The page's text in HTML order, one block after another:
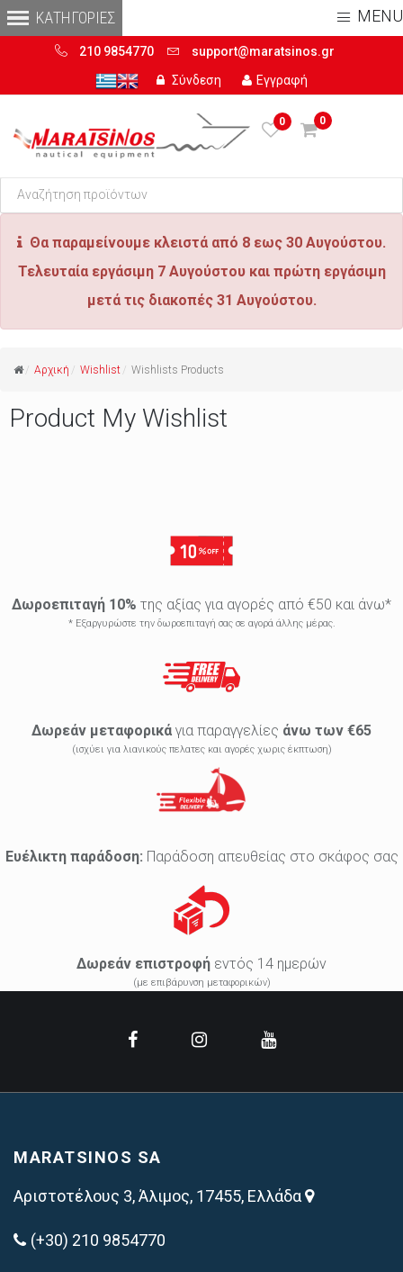
MENU
210 9854770
support@maratsinos.gr
Σύνδεση
Εγγραφή
0
0
Θα παραμείνουμε κλειστά από 8 εως 30 Αυγούστου.
Τελευταία εργάσιμη 7 Αυγούστου και πρώτη εργάσιμη
μετά τις διακοπές 31 Αυγούστου.
Αρχική Wishlist Wishlists Products
Product My Wishlist
Δωροεπιταγή 10% της αξίας για αγορές από €50 και άνω*
* Εξαργυρώστε την δωροεπιταγή σας σε αγορά άλλης μέρας.
Δωρεάν μεταφορικά για παραγγελίες άνω των €65
(ισχύει για λιανικούς πελατες και αγορές χωρις έκπτωση)
Ευέλικτη παράδοση: Παράδοση απευθείας στο σκάφος σας
Δωρεάν επιστροφή εντός 14 ημερών
(με επιβάρυνση μεταφορικών)
MARATSINOS SA
Αριστοτέλους 3, Άλιμος, 17455, Ελλάδα
(+30) 210 9854770